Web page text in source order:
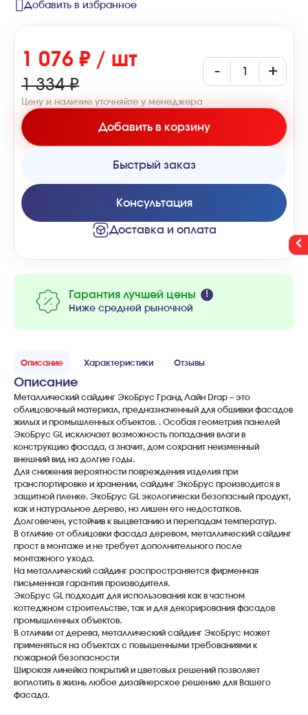
Добавить в избранное
Гарантия лучшей цены
Ниже средней рыночной
1 076 ₽ / шт
1 334 ₽
- +
Цену и наличие уточняйте у менеджера
Добавить в корзину
Быстрый заказ
Консультация
Доставка и оплата
Описание Характеристики Отзывы
Описание
Металлический сайдинг ЭкоБрус Гранд Лайн Drap – это
облицовочный материал, предназначенный для обшивки фасадов
жилых и промышленных объектов. . Особая геометрия панелей
ЭкоБрус GL исключает возможность попадания влаги в
конструкцию фасада, а значит, дом сохранит неизменный
внешний вид на долгие годы.
Для снижения вероятности повреждения изделия при
транспортировке и хранении, сайдинг ЭкоБрус производится в
защитной пленке. ЭкоБрус GL экологически безопасный продукт,
как и натуральное дерево, но лишен его недостатков.
Долговечен, устойчив к выцветанию и перепадам температур.
В отличие от облицовки фасада деревом, металлический сайдинг
прост в монтаже и не требует дополнительного после
монтажного ухода.
На металлический сайдинг распространяется фирменная
письменная гарантия производителя.
ЭкоБрус GL подходит для использования как в частном
коттеджном строительстве, так и для декорирования фасадов
промышленных объектов.
В отличии от дерева, металлический сайдинг ЭкоБрус может
применяться на объектах с повышенными требованиями к
пожарной безопасности
Широкая линейка покрытий и цветовых решений позволяет
воплотить в жизнь любое дизайнерское решение для Вашего
фасада.